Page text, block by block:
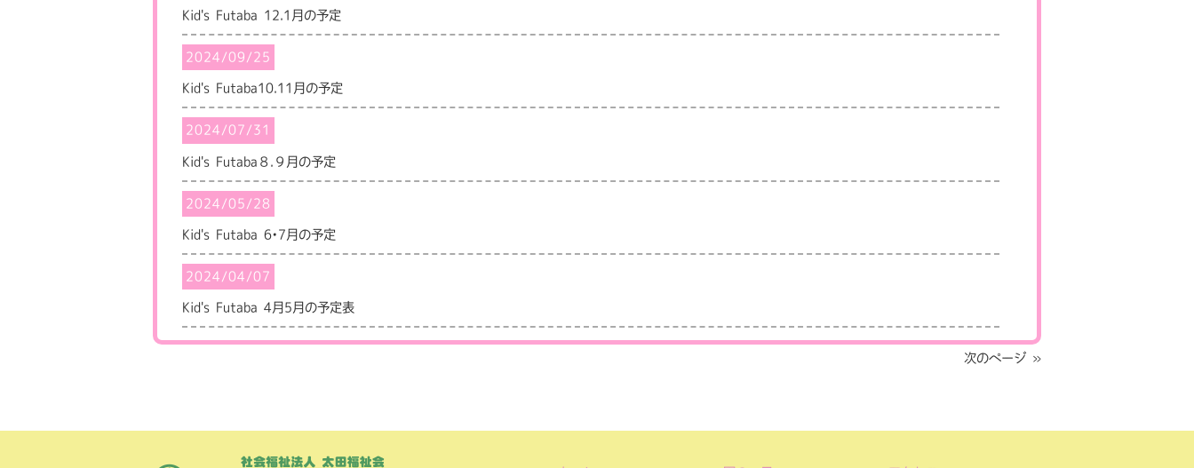
Kid's Futaba 12.1月の予定
2024/09/25
Kid's Futaba10.11月の予定
2024/07/31
Kid's Futaba８.９月の予定
2024/05/28
Kid's Futaba 6•7月の予定
2024/04/07
Kid's Futaba 4月5月の予定表
次のページ »